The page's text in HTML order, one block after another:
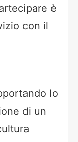
è
con il
lo
di un